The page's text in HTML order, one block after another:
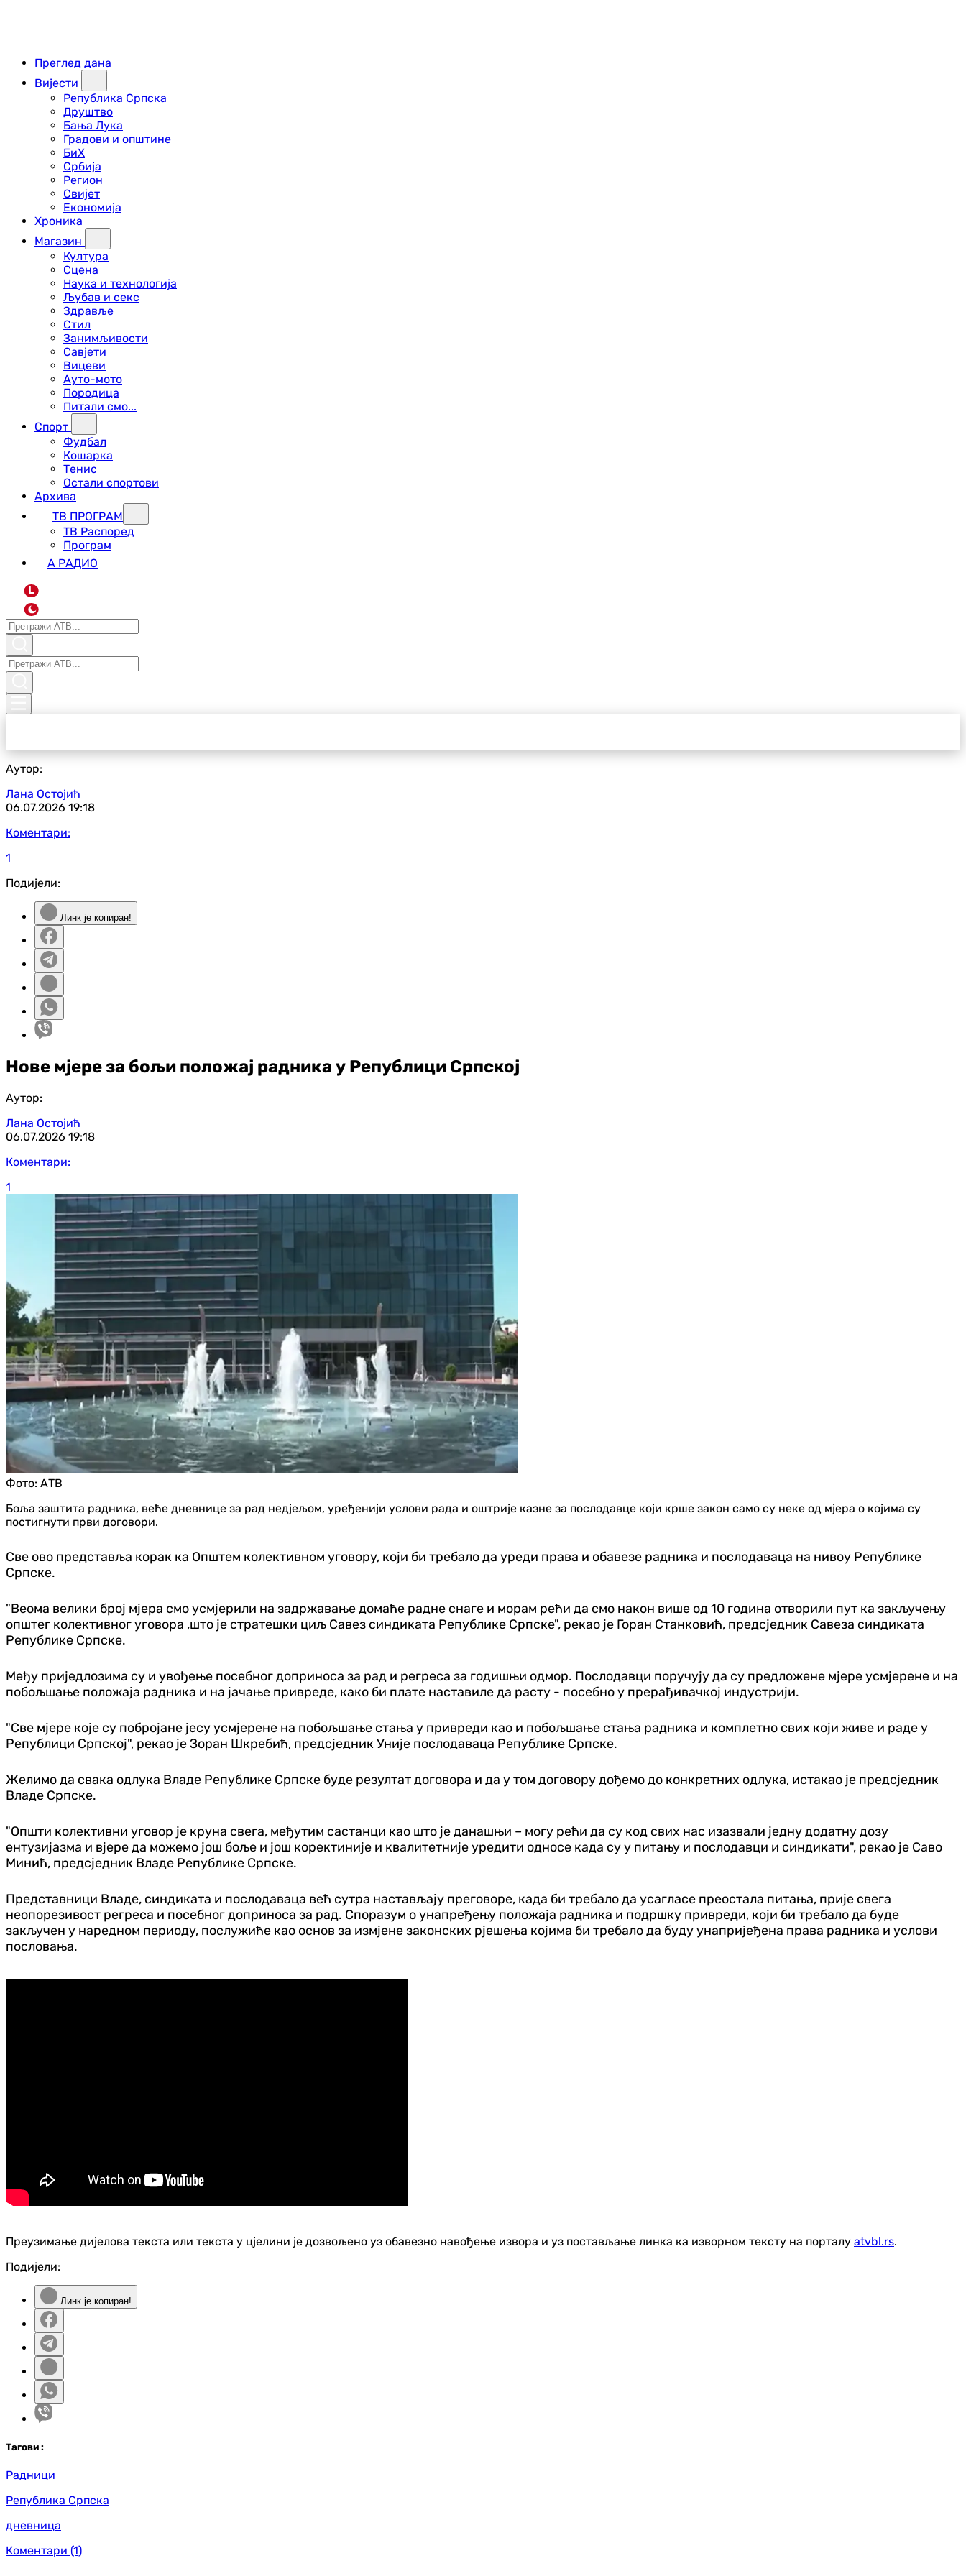
Преглед дана
Вијести
Република Српска
Друштво
Бања Лука
Градови и општине
БиХ
Србија
Регион
Свијет
Економија
Хроника
Магазин
Култура
Сцена
Наука и технологија
Љубав и секс
Здравље
Стил
Занимљивости
Савјети
Вицеви
Ауто-мото
Породица
Питали смо...
Спорт
Фудбал
Кошарка
Тенис
Остали спортови
Архива
ТВ ПРОГРАМ
ТВ Распоред
Програм
А РАДИО
L
Аутор:
Лана Остојић
06.07.2026 19:18
Коментари:
1
Подијели:
Линк је копиран!
Нове мјере за бољи положај радника у Републици Српској
Аутор:
Лана Остојић
06.07.2026 19:18
Коментари:
1
Фото: АТВ
Боља заштита радника, веће дневнице за рад недјељом, уређенији услови рада и оштрије казне за послодавце који крше закон само су неке од мјера о којима су
постигнути први договори.
Све ово представља корак ка Општем колективном уговору, који би требало да уреди права и обавезе радника и послодаваца на нивоу Републике
Српске.
"Веома велики број мјера смо усмјерили на задржавање домаће радне снаге и морам рећи да смо након више од 10 година отворили пут ка закључењу
општег колективног уговора ,што је стратешки циљ Савез синдиката Републике Српске", рекао је Горан Станковић, предсједник Савеза синдиката
Републике Српске.
Међу приједлозима су и увођење посебног доприноса за рад и регреса за годишњи одмор. Послодавци поручују да су предложене мјере усмјерене и на
побољшање положаја радника и на јачање привреде, како би плате наставиле да расту - посебно у прерађивачкој индустрији.
"Све мјере које су побројане јесу усмјерене на побољшање стања у привреди као и побољшање стања радника и комплетно свих који живе и раде у
Републици Српској", рекао је Зоран Шкребић, предсједник Уније послодаваца Републике Српске.
Желимо да свака одлука Владе Републике Српске буде резултат договора и да у том договору дођемо до конкретних одлука, истакао је предсједник
Владе Српске.
"Општи колективни уговор је круна свега, међутим састанци као што је данашњи – могу рећи да су код свих нас изазвали једну додатну дозу
ентузијазма и вјере да можемо још боље и још коректиније и квалитетније уредити односе када су у питању и послодавци и синдикати", рекао је Саво
Минић, предсједник Владе Републике Српске.
Представници Владе, синдиката и послодаваца већ сутра настављају преговоре, када би требало да усагласе преостала питања, прије свега
неопорезивост регреса и посебног доприноса за рад. Споразум о унапређењу положаја радника и подршку привреди, који би требало да буде
закључен у наредном периоду, послужиће као основ за измјене законских рјешења којима би требало да буду унапријеђена права радника и услови
пословања.
Преузимање дијелова текста или текста у цјелини је дозвољено уз обавезно навођење извора и уз постављање линка ка изворном тексту на порталу atvbl.rs.
Подијели:
Линк је копиран!
Тагови :
Радници
Република Српска
дневница
Коментари (1)